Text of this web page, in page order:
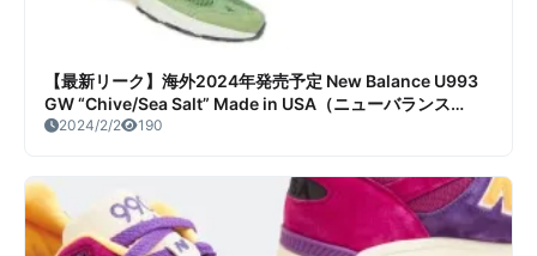
【最新リーク】海外2024年発売予定 New Balance U993
GW “Chive/Sea Salt” Made in USA（ニューバランス
U993 GW “チャイブ/シーソルト” メイドインUSA）リーク
2024/2/2 190